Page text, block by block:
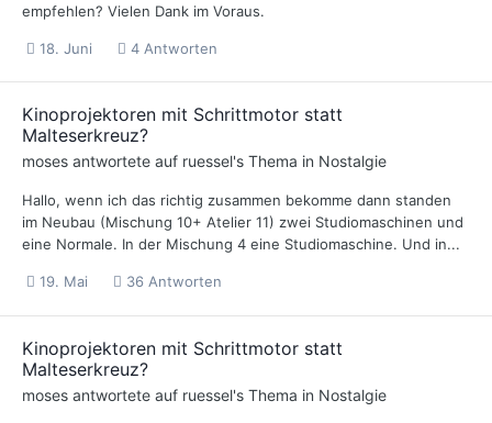
empfehlen? Vielen Dank im Voraus.
18. Juni 4 Antworten
Kinoprojektoren mit Schrittmotor statt
Malteserkreuz?
moses antwortete auf ruessel's Thema in Nostalgie
Hallo, wenn ich das richtig zusammen bekomme dann standen
im Neubau (Mischung 10+ Atelier 11) zwei Studiomaschinen und
eine Normale. In der Mischung 4 eine Studiomaschine. Und in...
19. Mai 36 Antworten
Kinoprojektoren mit Schrittmotor statt
Malteserkreuz?
moses antwortete auf ruessel's Thema in Nostalgie